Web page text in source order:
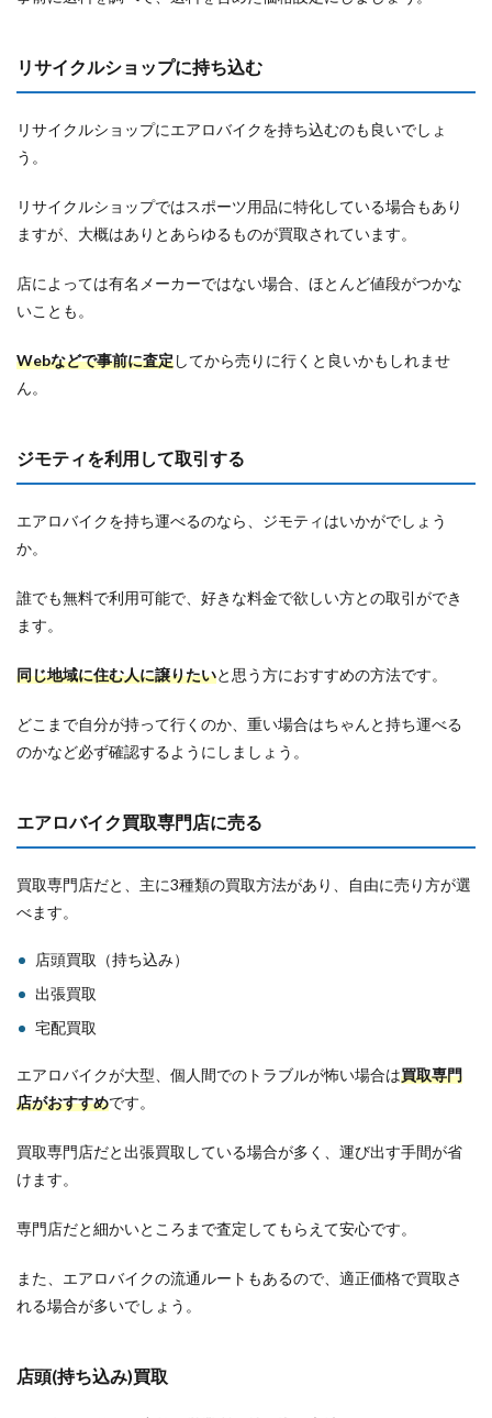
リサイクルショップに持ち込む
リサイクルショップにエアロバイクを持ち込むのも良いでしょ
う。
リサイクルショップではスポーツ用品に特化している場合もあり
ますが、大概はありとあらゆるものが買取されています。
店によっては有名メーカーではない場合、ほとんど値段がつかな
いことも。
Webなどで事前に査定してから売りに行くと良いかもしれませ
ん。
ジモティを利用して取引する
エアロバイクを持ち運べるのなら、ジモティはいかがでしょう
か。
誰でも無料で利用可能で、好きな料金で欲しい方との取引ができ
ます。
同じ地域に住む人に譲りたいと思う方におすすめの方法です。
どこまで自分が持って行くのか、重い場合はちゃんと持ち運べる
のかなど必ず確認するようにしましょう。
エアロバイク買取専門店に売る
買取専門店だと、主に3種類の買取方法があり、自由に売り方が選
べます。
店頭買取（持ち込み）
出張買取
宅配買取
エアロバイクが大型、個人間でのトラブルが怖い場合は買取専門
店がおすすめです。
買取専門店だと出張買取している場合が多く、運び出す手間が省
けます。
専門店だと細かいところまで査定してもらえて安心です。
また、エアロバイクの流通ルートもあるので、適正価格で買取さ
れる場合が多いでしょう。
店頭(持ち込み)買取